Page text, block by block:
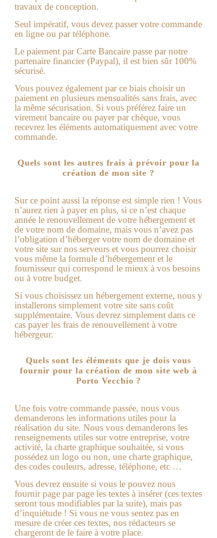
travaux de conception.
Seul impératif, vous devez passer votre commande
en ligne ou par téléphone.
Le paiement par Carte Bancaire passe par notre
partenaire financier (Paypal), il est bien sûr 100%
sécurisé.
Vous pouvez également par ce biais choisir un
paiement en plusieurs mensualités sans frais, avec
la même sécurisation. Si vous préférez faire un
virement bancaire ou payer par chèque, vous
recevrez les éléments automatiquement avec votre
commande.
Quels sont les autres frais à prévoir pour la
création de mon site ?
Sur ce point aussi la réponse est simple rien ! Vous
n’aurez rien à payer en plus, si ce n’est chaque
année le renouvellement de votre hébergement et
de votre nom de domaine, mais vous n’avez pas
l’obligation d’héberger votre nom de domaine et
votre site sur nos serveurs et vous pourrez choisir
vous même la formule d’hébergement et le
fournisseur qui correspond le mieux à vos besoins
ou à votre budget.
Si vous choisissez un hébergement externe, nous y
installerons simplement votre site sans coût
supplémentaire. Vous devrez simplement dans ce
cas payer les frais de renouvellement à votre
hébergeur.
Quels sont les éléments que je dois vous
fournir pour la création de mon site web à
Porto Vecchio ?
Une fois votre commande passée, nous vous
demanderons les informations utiles pour la
réalisation du site. Nous vous demanderons les
renseignements utiles sur votre entreprise, votre
activité, la charte graphique souhaitée, si vous
possédez un logo ou non, une charte graphique,
des codes couleurs, adresse, téléphone, etc …
Vous devrez ensuite si vous le pouvez nous
fournir page par page les textes à insérer (ces textes
seront tous modifiables par la suite), mais pas
d’inquiétude ! Si vous ne vous sentez pas en
mesure de créer ces textes, nos rédacteurs se
chargeront de le faire à votre place.